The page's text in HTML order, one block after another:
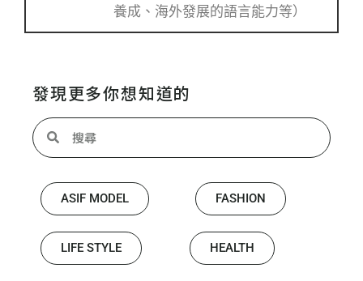
養成、海外發展的語言能力等）
發現更多你想知道的
ASIF MODEL FASHION
LIFE STYLE HEALTH